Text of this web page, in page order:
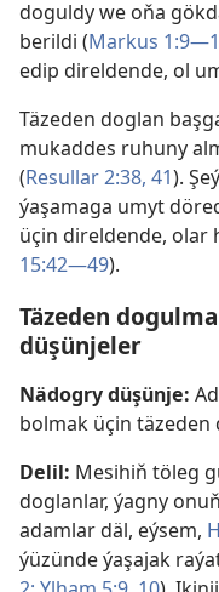
doguldy we oňa
berildi (Markus
edip direldende, ol
Täzeden doglan
mukaddes ruhuny
(Resullar 2:38, 41).
ýaşamaga umyt
üçin direldende, olar
15:42—49).
Täzeden
düşünjeler
Nädogry düşünje:
bolmak üçin täzeden
Delil: Mesihiň töleg
doglanlar, ýagny
adamlar däl, eýsem,
ýüzünde ýaşajak